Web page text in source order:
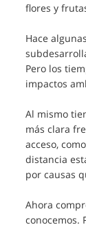
flores y
Hace
Pero los
impactos
Al mismo
más clara
acceso,
distancia
por causas
Ahora
conocemos.